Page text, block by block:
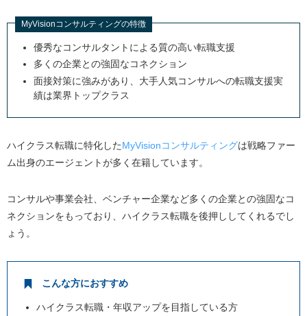
MyVisionコンサルティングの特徴
優秀なコンサルタントによる質の高い転職支援
多くの企業との強固なコネクション
面接対策に強みがあり、大手人気コンサルへの転職支援実
績は業界トップクラス
ハイクラス転職に特化したMyVisionコンサルティングは戦略ファー
ム出身のエージェントが多く在籍しています。
コンサルや事業会社、ベンチャー企業など多くの企業との強固なコ
ネクションをもっており、ハイクラス転職を後押ししてくれるでし
ょう。
こんな方におすすめ
ハイクラス転職・年収アップを目指している方